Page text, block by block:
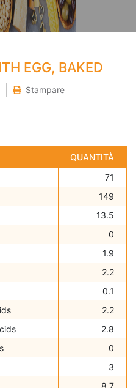
EGG, BAKED
Stampare
QUANTITÀ
71
149
13.5
0
1.9
2.2
0.1
2.2
2.8
0
3